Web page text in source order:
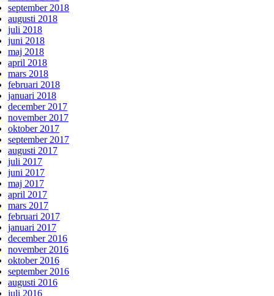
september 2018
augusti 2018
juli 2018
juni 2018
maj 2018
april 2018
mars 2018
februari 2018
januari 2018
december 2017
november 2017
oktober 2017
september 2017
augusti 2017
juli 2017
juni 2017
maj 2017
april 2017
mars 2017
februari 2017
januari 2017
december 2016
november 2016
oktober 2016
september 2016
augusti 2016
juli 2016